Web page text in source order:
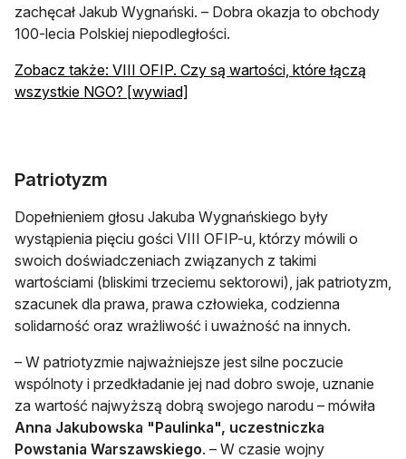
zachęcał Jakub Wygnański. – Dobra okazja to obchody
100-lecia Polskiej niepodległości.
Zobacz także: VIII OFIP. Czy są wartości, które łączą
wszystkie NGO? [wywiad]
Patriotyzm
Dopełnieniem głosu Jakuba Wygnańskiego były
wystąpienia pięciu gości VIII OFIP-u, którzy mówili o
swoich doświadczeniach związanych z takimi
wartościami (bliskimi trzeciemu sektorowi), jak patriotyzm,
szacunek dla prawa, prawa człowieka, codzienna
solidarność oraz wrażliwość i uważność na innych.
– W patriotyzmie najważniejsze jest silne poczucie
wspólnoty i przedkładanie jej nad dobro swoje, uznanie
za wartość najwyższą dobrą swojego narodu – mówiła
Anna Jakubowska "Paulinka", uczestniczka
Powstania Warszawskiego. – W czasie wojny